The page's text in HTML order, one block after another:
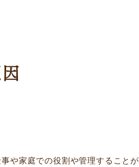
や家庭での役割や管理することが